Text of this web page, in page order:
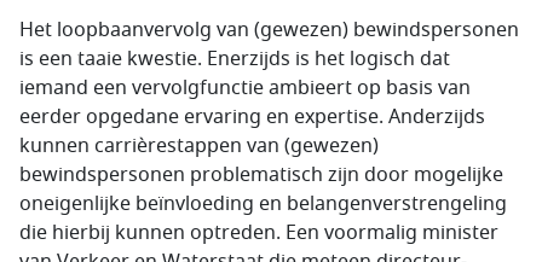
Het loopbaanvervolg van (gewezen) bewindspersonen
is een taaie kwestie. Enerzijds is het logisch dat
iemand een vervolgfunctie ambieert op basis van
eerder opgedane ervaring en expertise. Anderzijds
kunnen carrièrestappen van (gewezen)
bewindspersonen problematisch zijn door mogelijke
oneigenlijke beïnvloeding en belangenverstrengeling
die hierbij kunnen optreden. Een voormalig minister